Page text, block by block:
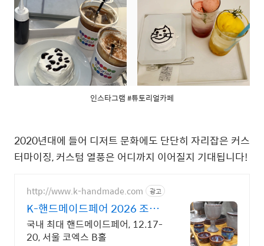
인스타그램 #튜토리얼카페
2020년대에 들어 디저트 문화에도 단단히 자리잡은 커스
터마이징, 커스텀 열풍은 어디까지 이어질지 기대됩니다!
http://www.k-handmade.com 광고
K-핸드메이드페어 2026 조기
신청 기간 참가비 할인
국내 최대 핸드메이드페어, 12.17-
20, 서울 코엑스 B홀